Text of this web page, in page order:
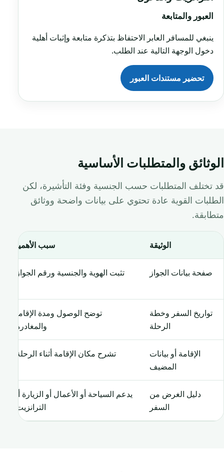
العبور والمتابعة
ينبغي للمسافر العابر الاحتفاظ بتذكرة متابعة وإثبات أهلية
دخول الوجهة التالية عند الطلب.
تحضير مستندات العبور
الوثائق والمتطلبات الأساسية
قد تختلف المتطلبات حسب الجنسية وفئة التأشيرة، لكن
الطلبات القوية عادة تحتوي على بيانات واضحة ووثائق
متطابقة.
الوثيقة سبب الأهمية
صفحة بيانات الجواز تثبت الهوية والجنسية ورقم الجواز.
تواريخ السفر وخطة
الرحلة
توضح الوصول ومدة الإقامة
والمغادرة.
الإقامة أو بيانات
المضيف
تشرح مكان الإقامة أثناء الرحلة.
دليل الغرض من
السفر
يدعم السياحة أو الأعمال أو الزيارة أو
الترانزيت.